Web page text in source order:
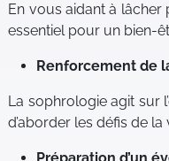
En vous aidant à
essentiel pour un bien-
Renforcement de
La sophrologie agit sur
d’aborder les défis de